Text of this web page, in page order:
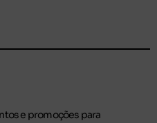
e promoções para